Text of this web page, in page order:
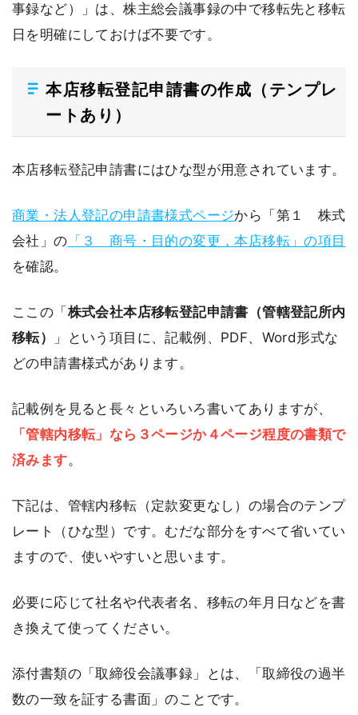
事録など）」は、株主総会議事録の中で移転先と移転
日を明確にしておけば不要です。
本店移転登記申請書の作成（テンプレ
ートあり）
本店移転登記申請書にはひな型が用意されています。
商業・法人登記の申請書様式ページから「第１ 株式
会社」の 「３ 商号・目的の変更，本店移転」の項目
を確認。
ここの「 株式会社本店移転登記申請書（管轄登記所内
移転）
」という項目に、記載例、PDF、Word形式な
どの申請書様式があります。
記載例を見ると長々といろいろ書いてありますが、
「管轄内移転」なら３ページか４ページ程度の書類で
済みます。
下記は、管轄内移転（定款変更なし）の場合のテンプ
レート（ひな型）です。むだな部分をすべて省いてい
ますので、使いやすいと思います。
必要に応じて社名や代表者名、移転の年月日などを書
き換えて使ってください。
添付書類の「取締役会議事録」とは、「取締役の過半
数の一致を証する書面」のことです。